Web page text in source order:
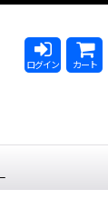
ログイン カート